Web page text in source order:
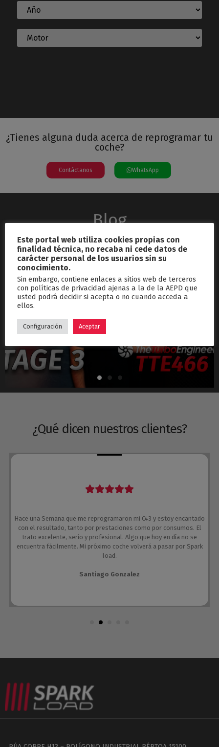
¿Tienes alguna duda acerca de reprogramar tu
coche?
Contáctanos WhatsApp
Blog
septiembre 26, 2024
Hyundai i30N Stage 3 – Turbo TTE466
¿Qué dicen nuestros clientes?
Hace una Semana que me reprogramaron mi C43 y estoy encantado
con el resultado, tanto por prestaciones como por consumos. El
trato excelente, serio y profesional. Algo que hoy en día no se
encuentra fácilmente. Mi próximo coche volverá a pasar por Spark
load.
Santiago Gonzalez
Este portal web utiliza cookies propias con
finalidad técnica, no recaba ni cede datos de
carácter personal de los usuarios sin su
conocimiento.
Sin embargo, contiene enlaces a sitios web de terceros
con políticas de privacidad ajenas a la de la AEPD que
usted podrá decidir si acepta o no cuando acceda a
ellos.
Configuración Aceptar